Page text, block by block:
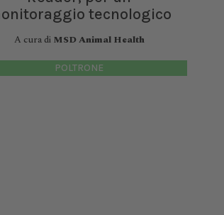
tecnologico
A cura di MSD Animal Health
POLTRONE